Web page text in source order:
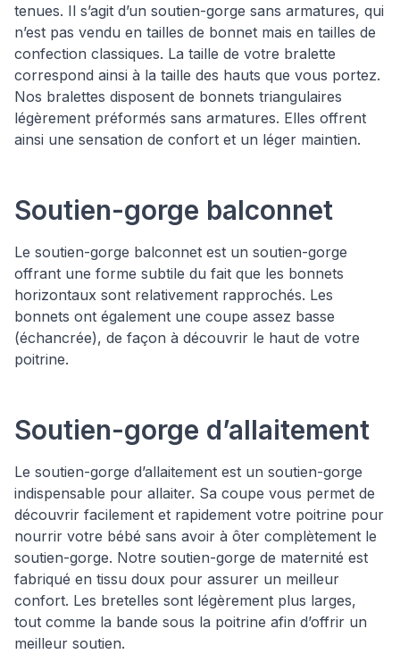
tenues. Il s’agit d’un soutien-gorge sans armatures, qui
n’est pas vendu en tailles de bonnet mais en tailles de
confection classiques. La taille de votre bralette
correspond ainsi à la taille des hauts que vous portez.
Nos bralettes disposent de bonnets triangulaires
légèrement préformés sans armatures. Elles offrent
ainsi une sensation de confort et un léger maintien.
Soutien-gorge balconnet
Le soutien-gorge balconnet est un soutien-gorge
offrant une forme subtile du fait que les bonnets
horizontaux sont relativement rapprochés. Les
bonnets ont également une coupe assez basse
(échancrée), de façon à découvrir le haut de votre
poitrine.
Soutien-gorge d’allaitement
Le soutien-gorge d’allaitement est un soutien-gorge
indispensable pour allaiter. Sa coupe vous permet de
découvrir facilement et rapidement votre poitrine pour
nourrir votre bébé sans avoir à ôter complètement le
soutien-gorge. Notre soutien-gorge de maternité est
fabriqué en tissu doux pour assurer un meilleur
confort. Les bretelles sont légèrement plus larges,
tout comme la bande sous la poitrine afin d’offrir un
meilleur soutien.